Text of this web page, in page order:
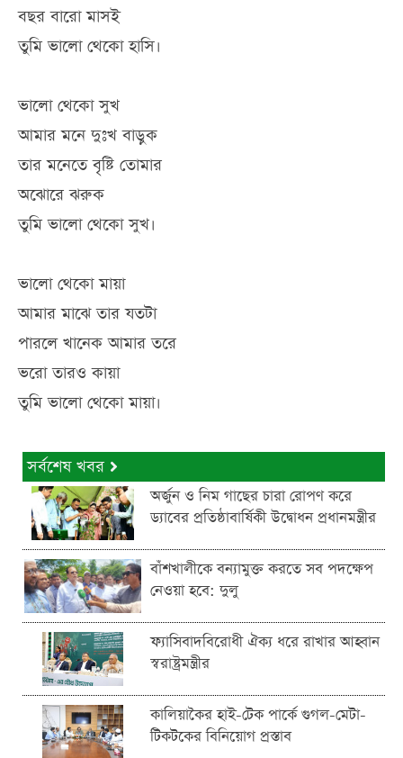
বছর বারো মাসই
তুমি ভালো থেকো হাসি।
ভালো থেকো সুখ
আমার মনে দুঃখ বাড়ুক
তার মনেতে বৃষ্টি তোমার
অঝোরে ঝরুক
তুমি ভালো থেকো সুখ।
ভালো থেকো মায়া
আমার মাঝে তার যতটা
পারলে খানেক আমার তরে
ভরো তারও কায়া
তুমি ভালো থেকো মায়া।
সর্বশেষ খবর
অর্জুন ও নিম গাছের চারা রোপণ করে
ড্যাবের প্রতিষ্ঠাবার্ষিকী উদ্বোধন প্রধানমন্ত্রীর
বাঁশখালীকে বন্যামুক্ত করতে সব পদক্ষেপ
নেওয়া হবে: দুলু
ফ্যাসিবাদবিরোধী ঐক্য ধরে রাখার আহ্বান
স্বরাষ্ট্রমন্ত্রীর
কালিয়াকৈর হাই-টেক পার্কে গুগল-মেটা-
টিকটকের বিনিয়োগ প্রস্তাব